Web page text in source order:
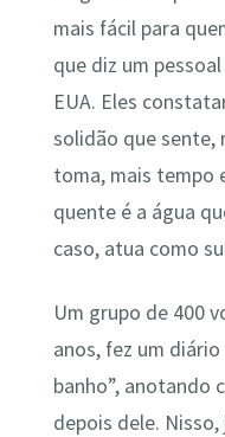
mais fácil para
que diz um
EUA. Eles
solidão que sente,
toma, mais tempo
quente é a água
caso, atua como
Um grupo de 400
anos, fez um
banho”, anotando
depois dele.